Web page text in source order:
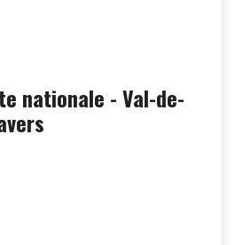
nationale - Val-de-